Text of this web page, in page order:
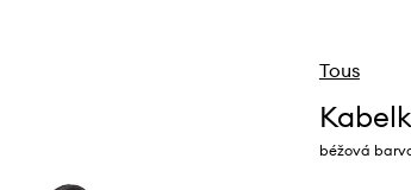
Tous
béžová